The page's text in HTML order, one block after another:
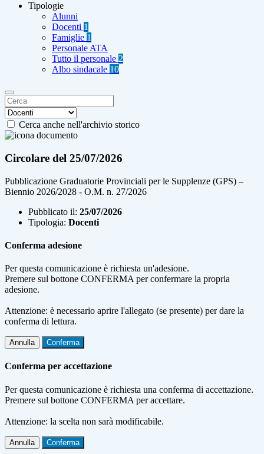
Tipologie
Alunni
Docenti 1
Famiglie 1
Personale ATA
Tutto il personale 2
Albo sindacale 10
Cerca anche nell'archivio storico
Circolare del 25/07/2026
Pubblicazione Graduatorie Provinciali per le Supplenze (GPS) –
Biennio 2026/2028 - O.M. n. 27/2026
Pubblicato il: 25/07/2026
Tipologia: Docenti
Conferma adesione
Per questa comunicazione è richiesta un'adesione.
Premere sul bottone CONFERMA per confermare la propria
adesione.
Attenzione: è necessario aprire l'allegato (se presente) per dare la
conferma di lettura.
Annulla Conferma
Conferma per accettazione
Per questa comunicazione è richiesta una conferma di accettazione.
Premere sul bottone CONFERMA per accettare.
Attenzione: la scelta non sarà modificabile.
Annulla Conferma